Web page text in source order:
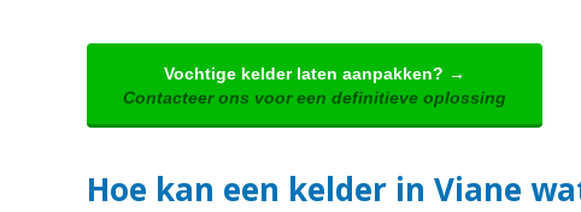
Vochtige kelder laten aanpakken? →
Contacteer ons voor een definitieve oplossing
Hoe kan een kelder in Viane